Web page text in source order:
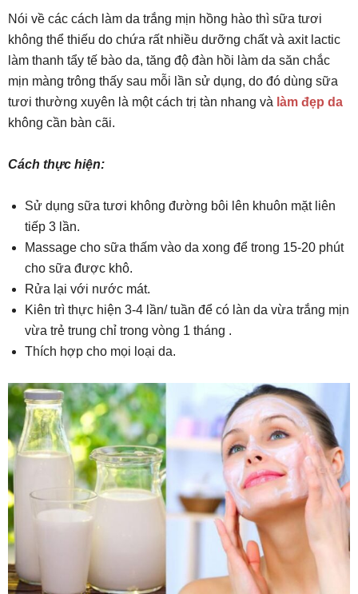
Nói về các cách làm da trắng mịn hồng hào thì sữa tươi
không thể thiếu do chứa rất nhiều dưỡng chất và axit lactic
làm thanh tẩy tế bào da, tăng độ đàn hồi làm da săn chắc
mịn màng trông thấy sau mỗi lần sử dụng, do đó dùng sữa
tươi thường xuyên là một cách trị tàn nhang và làm đẹp da
không cần bàn cãi.
Cách thực hiện:
Sử dụng sữa tươi không đường bôi lên khuôn mặt liên
tiếp 3 lần.
Massage cho sữa thấm vào da xong để trong 15-20 phút
cho sữa được khô.
Rửa lại với nước mát.
Kiên trì thực hiện 3-4 lần/ tuần để có làn da vừa trắng mịn
vừa trẻ trung chỉ trong vòng 1 tháng .
Thích hợp cho mọi loại da.